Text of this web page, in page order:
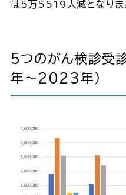
は5万5519人減となりま
5つのがん検診受
年～2023年）